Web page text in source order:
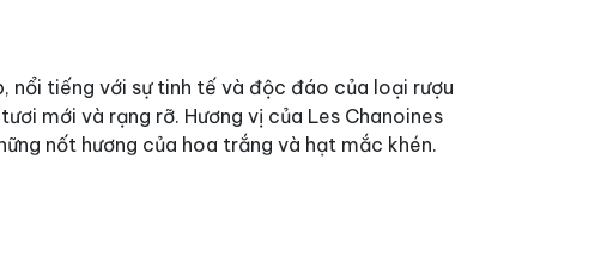
nổi tiếng với sự tinh tế và độc đáo của loại rượu
mới và rạng rỡ. Hương vị của Les Chanoines
nốt hương của hoa trắng và hạt mắc khén.
món hải sản tươi ngon. Một đĩa sashimi cá hồi